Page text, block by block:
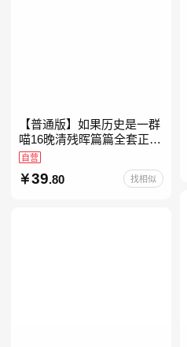
【普通版】如果历史是一群
喵16晚清残晖篇篇全套正版
1-156册肥志著漫画8周年纪
念版套装3册小学生课外阅
读儿童西游喵知识
自营
39.80 找相似